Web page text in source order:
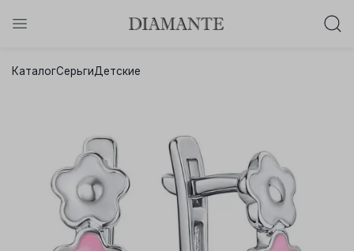
Осталось:
Хочу!
КаталогСерьгиДетские